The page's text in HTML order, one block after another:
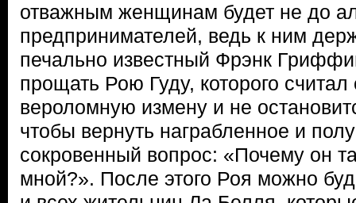
отважным женщинам будет не до
предпринимателей, ведь к ним
печально известный Фрэнк
прощать Рою Гуду, которого
вероломную измену и не
чтобы вернуть награбленное и
сокровенный вопрос: «Почему он
мной?». После этого Роя можно